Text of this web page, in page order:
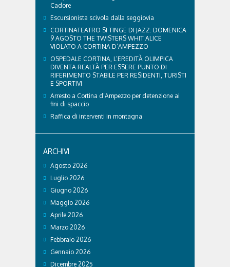
Cadore
Escursionista scivola dalla seggiovia
CORTINATEATRO SI TINGE DI JAZZ: DOMENICA
9 AGOSTO THE TWISTERS WHIT ALICE
VIOLATO A CORTINA D’AMPEZZO
OSPEDALE CORTINA, L’EREDITÀ OLIMPICA
DIVENTA REALTÀ PER ESSERE PUNTO DI
RIFERIMENTO STABILE PER RESIDENTI, TURISTI
E SPORTIVI
Arresto a Cortina d’Ampezzo per detenzione ai
fini di spaccio
Raffica di interventi in montagna
ARCHIVI
Agosto 2026
Luglio 2026
Giugno 2026
Maggio 2026
Aprile 2026
Marzo 2026
Febbraio 2026
Gennaio 2026
Dicembre 2025